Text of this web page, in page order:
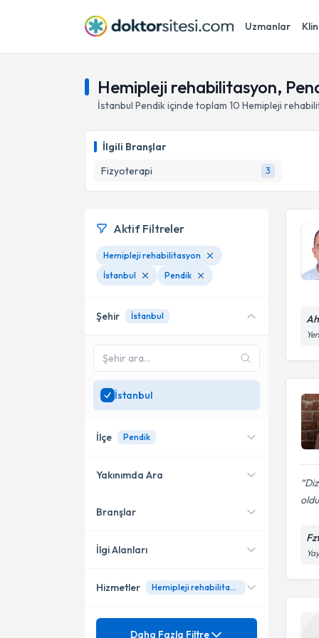
Uzmanlar
Hemipleji rehabilitasyon,
İstanbul Pendikiçinde toplam 10 Hemipleji
İlgili Branşlar
Fizyoterapi
3
Aktif Filtreler
Hemipleji rehabilitasyon
İstanbul
Pendik
Şehir İstanbul
İstanbul
İlçe Pendik
Ataşehir
Beylikdüzü
Yakınımda Ara
Konumuma yakın uzmanları
Branşlar
Fizyoterapi
İlgi Alanları
Bel Fıtığı
Hizmetler Hemipleji rehabilitasyon
Mezuniyet
Daha Fazla Filtre